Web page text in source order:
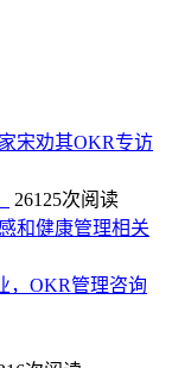
宋劝其OKR专访
26125次阅读
和健康管理相关
，OKR管理咨询